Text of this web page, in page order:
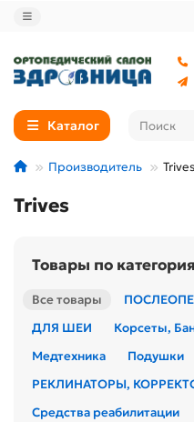
Каталог
Производитель Trives
Trives
Товары по
Все товары
ДЛЯ ШЕИ
Корсеты,
Медтехника
Подушки
РЕКЛИНАТОРЫ,
Средства реабилитации